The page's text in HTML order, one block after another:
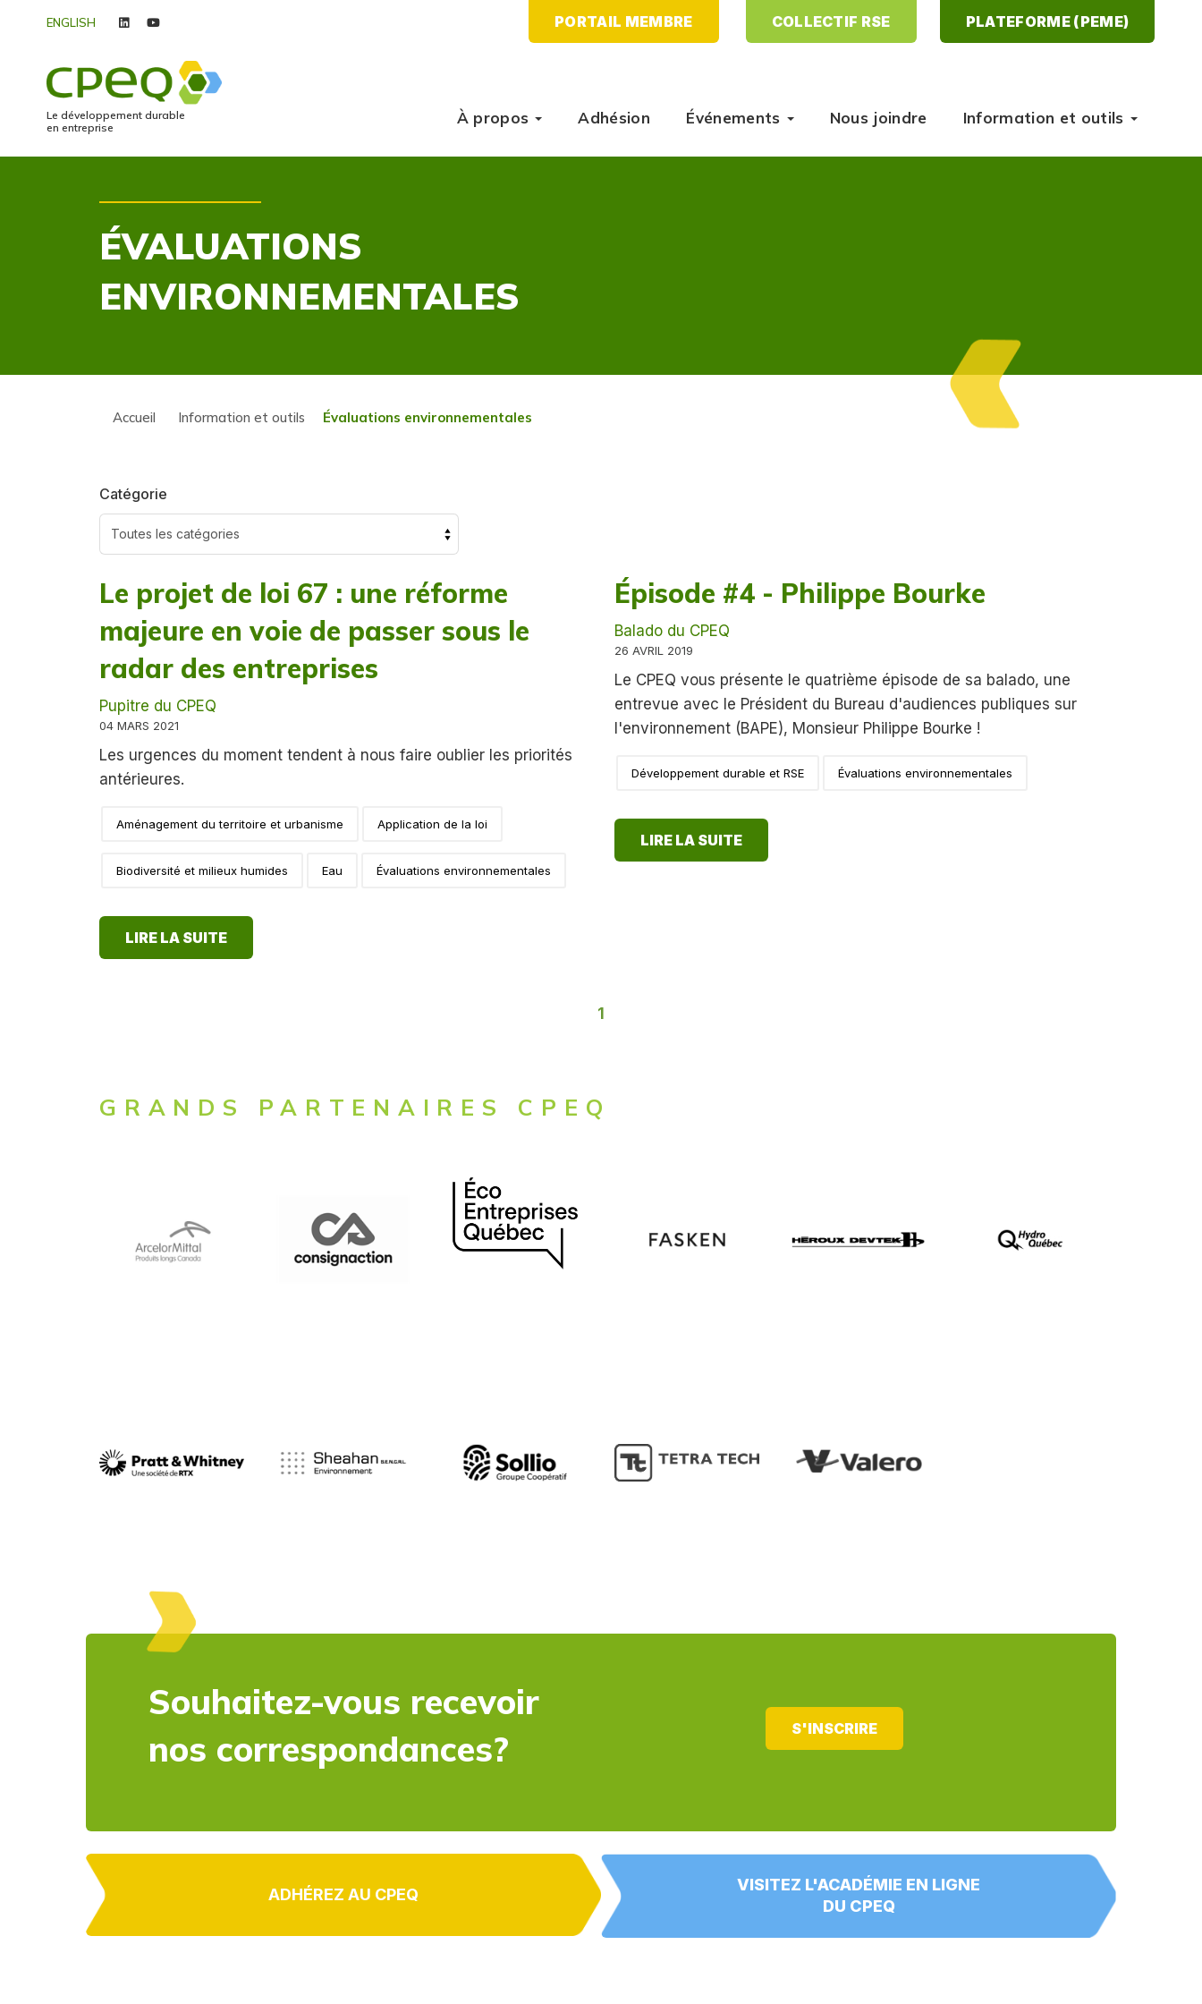
ENGLISH linkedinyoutube PORTAIL MEMBRE COLLECTIF RSE PLATEFORME (PEME)
Le développement durable
en entreprise
À propos Adhésion Événements Nous joindre Information et outils
ÉVALUATIONS
ENVIRONNEMENTALES
Accueil Information et outils Évaluations environnementales
Catégorie
Le projet de loi 67 : une réforme
majeure en voie de passer sous le
radar des entreprises
Pupitre du CPEQ
04 MARS 2021
Les urgences du moment tendent à nous faire oublier les priorités
antérieures.
Aménagement du territoire et urbanisme Application de la loi
Biodiversité et milieux humides Eau Évaluations environnementales
LIRE LA SUITE
Épisode #4 - Philippe Bourke
Balado du CPEQ
26 AVRIL 2019
Le CPEQ vous présente le quatrième épisode de sa balado, une
entrevue avec le Président du Bureau d'audiences publiques sur
l'environnement (BAPE), Monsieur Philippe Bourke !
Développement durable et RSE Évaluations environnementales
LIRE LA SUITE
1
GRANDS PARTENAIRES CPEQ
Souhaitez-vous recevoir
nos correspondances?
S'INSCRIRE
ADHÉREZ AU CPEQ
VISITEZ L'ACADÉMIE EN LIGNE
DU CPEQ